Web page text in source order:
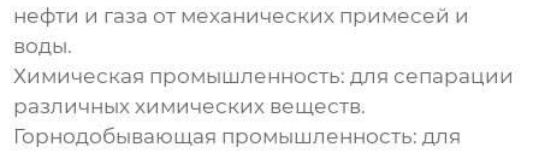
нефти и газа от механических примесей и
воды.
Химическая промышленность: для сепарации
различных химических веществ.
Горнодобывающая промышленность: для